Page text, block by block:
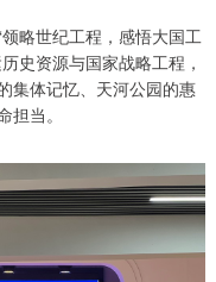
略世纪工程，感悟大国工
史资源与国家战略工程，
集体记忆、天河公园的惠
当。